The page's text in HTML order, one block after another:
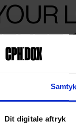
Dit digitale aftryk